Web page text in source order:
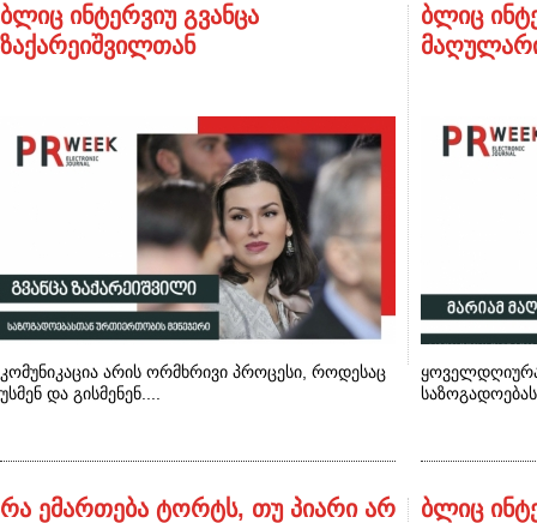
ბლიც ინტერვიუ გვანცა
ზაქარეიშვილთან
კომუნიკაცია არის ორმხრივი პროცესი, როდესაც
უსმენ და გისმენენ....
ბლიც
რა ემართება ტორტს, თუ პიარი არ
ბლიც